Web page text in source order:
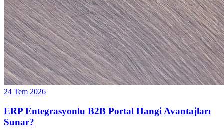
24 Tem 2026
ERP Entegrasyonlu B2B Portal Hangi Avantajları
Sunar?